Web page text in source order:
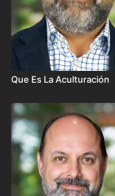
Que Es La Aculturación